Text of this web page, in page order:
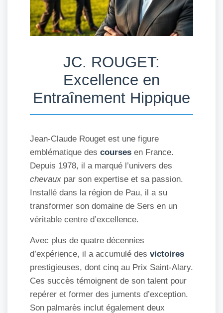
JC. ROUGET:
Excellence en
Entraînement Hippique
Jean-Claude Rouget est une figure
emblématique des courses en France.
Depuis 1978, il a marqué l’univers des
chevaux par son expertise et sa passion.
Installé dans la région de Pau, il a su
transformer son domaine de Sers en un
véritable centre d’excellence.
Avec plus de quatre décennies
d’expérience, il a accumulé des victoires
prestigieuses, dont cinq au Prix Saint-Alary.
Ces succès témoignent de son talent pour
repérer et former des juments d’exception.
Son palmarès inclut également deux